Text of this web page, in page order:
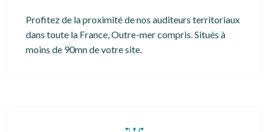
Profitez de la proximité de nos auditeurs territoriaux
dans toute la France, Outre-mer compris. Situés à
moins de 90mn de votre site.